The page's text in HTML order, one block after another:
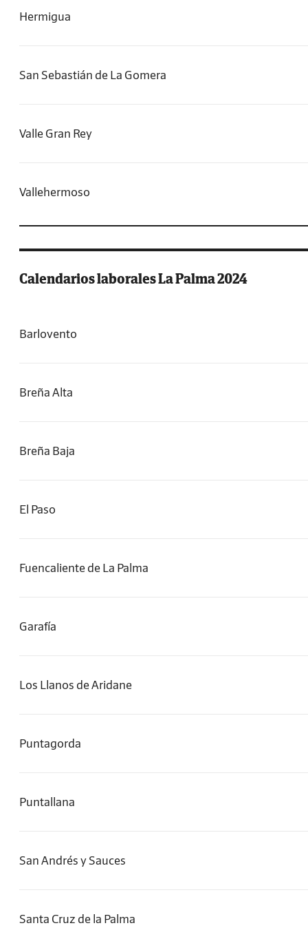
Hermigua
San Sebastián de La Gomera
Valle Gran Rey
Vallehermoso
Calendarios laborales La Palma 2024
Barlovento
Breña Alta
Breña Baja
El Paso
Fuencaliente de La Palma
Garafía
Los Llanos de Aridane
Puntagorda
Puntallana
San Andrés y Sauces
Santa Cruz de la Palma